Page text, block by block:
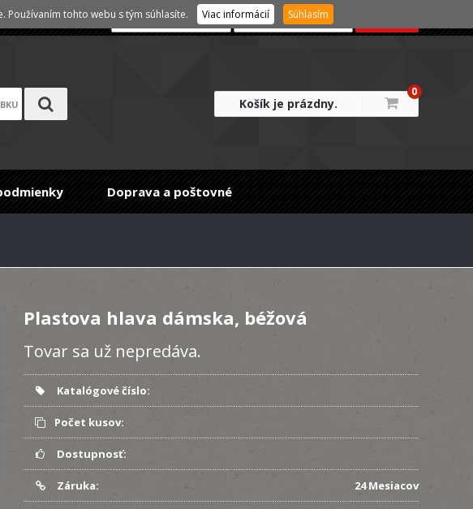
/Zabudnuté heslo
Košík je prázdny.
0
Doprava a poštovné
Plastova hlava dámska, béžová
Tovar sa už nepredáva.
Katalógové číslo:
Počet kusov:
Dostupnosť:
Záruka: 24 Mesiacov
Používaním tohto webu s tým súhlasíte. Viac informácií Súhlasím